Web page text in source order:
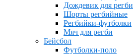
Дождевик для регби
Шорты регбийные
Регбийки-футболки
Мяч для регби
Бейсбол
Футболки-поло